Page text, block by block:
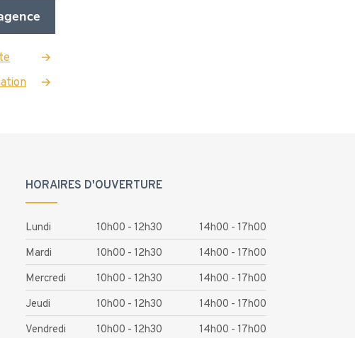
HORAIRES D'OUVERTURE
Lundi 10h00 - 12h30
14h00 - 17h00
Mardi
10h00 - 12h30
14h00 - 17h00
Mercredi
10h00 - 12h30
14h00 - 17h00
Jeudi
10h00 - 12h30
14h00 - 17h00
Vendredi
10h00 - 12h30 14h00 - 17h00